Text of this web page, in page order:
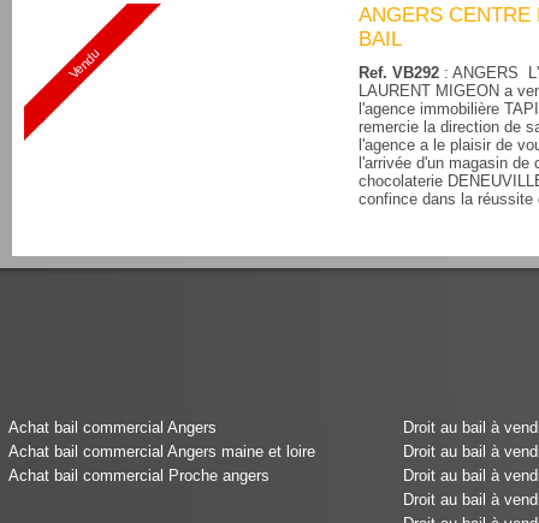
Vendu
ANGERS CENTRE
BAIL
Ref. VB292 : ANGERS
LAURENT MIGEON a
l'agence immobilière
remercie la direction de
l'agence a le plaisir de
l'arrivée d'un magasin de
chocolaterie
confince dans la réussite
Achat bail commercial Angers
Achat bail commercial Angers maine et loire
Achat bail commercial Proche angers
Droit au bail à
Droit au bail à
Droit au bail à
Droit au bail à